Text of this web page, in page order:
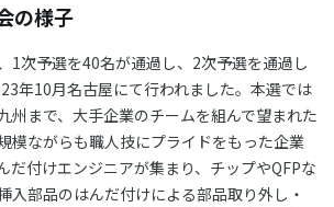
の様子
1次予選を40名が通過し、2次予選を通過し
年10月名古屋にて行われました。本選では
州まで、大手企業のチームを組んで望まれた
模ながらも職人技にプライドをもった企業
だ付けエンジニアが集まり、チップやQFPな
入部品のはんだ付けによる部品取り外し・